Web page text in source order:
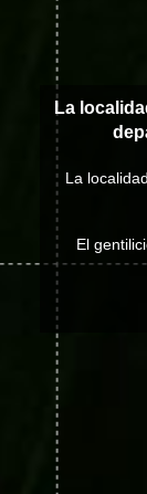
La
La
El